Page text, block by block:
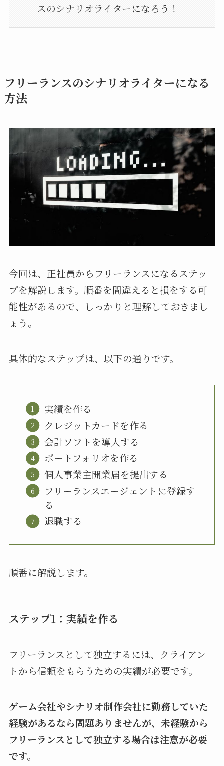
スのシナリオライターになろう！
フリーランスのシナリオライターになる
方法
今回は、正社員からフリーランスになるステッ
プを解説します。順番を間違えると損をする可
能性があるので、しっかりと理解しておきまし
ょう。
具体的なステップは、以下の通りです。
実績を作る
クレジットカードを作る
会計ソフトを導入する
ポートフォリオを作る
個人事業主開業届を提出する
フリーランスエージェントに登録す
る
退職する
順番に解説します。
ステップ1：実績を作る
フリーランスとして独立するには、クライアン
トから信頼をもらうための実績が必要です。
ゲーム会社やシナリオ制作会社に勤務していた
経験があるなら問題ありませんが、未経験から
フリーランスとして独立する場合は注意が必要
です。